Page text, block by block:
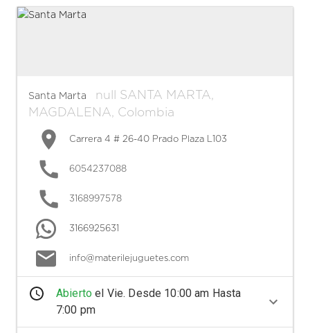
Santa Marta null SANTA MARTA,
MAGDALENA, Colombia
Carrera 4 # 26-40 Prado Plaza L103
6054237088
3168997578
3166925631
info@materilejuguetes.com
Abierto el Vie. Desde 10:00 am Hasta
7:00 pm